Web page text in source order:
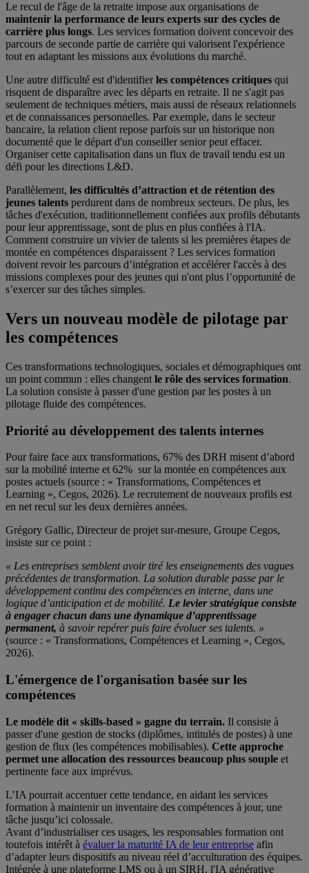
Le recul de l'âge de la retraite impose aux organisations de
maintenir la performance de leurs experts sur des cycles de
carrière plus longs. Les services formation doivent concevoir des
parcours de seconde partie de carrière qui valorisent l'expérience
tout en adaptant les missions aux évolutions du marché.
Une autre difficulté est d'identifierles compétences critiques qui
risquent de disparaître avec les départs en retraite. Il ne s'agit pas
seulement de techniques métiers, mais aussi de réseaux relationnels
et de connaissances personnelles. Par exemple, dans le secteur
bancaire, la relation client repose parfois sur un historique non
documenté que le départ d'un conseiller senior peut effacer.
Organiser cette capitalisation dans un flux de travail tendu est un
défi pour les directions L&D.
Parallèlement, les difficultés d’attraction et de rétention des
jeunes talents perdurent dans de nombreux secteurs. De plus, les
tâches d'exécution, traditionnellement confiées aux profils débutants
pour leur apprentissage, sont de plus en plus confiées à l'IA.
Comment construire un vivier de talents si les premières étapes de
montée en compétences disparaissent ? Les services formation
doivent revoir les parcours d’intégration et accélérer l'accès à des
missions complexes pour des jeunes qui n'ont plus l’opportunité de
s’exercer sur des tâches simples.
Vers un nouveau modèle de pilotage par
les compétences
Ces transformations technologiques, sociales et démographiques ont
un point commun : elles changent le rôle des services formation.
La solution consiste à passer d'une gestion par les postes à un
pilotage fluide des compétences.
Priorité au développement des talents internes
Pour faire face aux transformations, 67% des DRH misent d’abord
sur la mobilité interne et 62% sur la montée en compétences aux
postes actuels (source : « Transformations, Compétences et
Learning », Cegos, 2026). Le recrutement de nouveaux profils est
en net recul sur les deux dernières années.
Grégory Gallic, Directeur de projet sur-mesure, Groupe Cegos,
insiste sur ce point :
« Les entreprises semblent avoir tiré les enseignements des vagues
précédentes de transformation. La solution durable passe par le
développement continu des compétences en interne, dans une
logique d’anticipation et de mobilité. Le levier stratégique consiste
à engager chacun dans une dynamique d’apprentissage
permanent, à savoir repérer puis faire évoluer ses talents. »
(source : « Transformations, Compétences et Learning », Cegos,
2026).
L'émergence de l'organisation basée sur les
compétences
Le modèle dit « skills-based » gagne du terrain. Il consiste à
passer d'une gestion de stocks (diplômes, intitulés de postes) à une
gestion de flux (les compétences mobilisables). Cette approche
permet une allocation des ressources beaucoup plus souple et
pertinente face aux imprévus.
L’IA pourrait accentuer cette tendance, en aidant les services
formation à maintenir un inventaire des compétences à jour, une
tâche jusqu’ici colossale.
Avant d’industrialiser ces usages, les responsables formation ont
toutefois intérêt à évaluer la maturité IA de leur entreprise afin
d’adapter leurs dispositifs au niveau réel d’acculturation des équipes.
Intégrée à une plateforme LMS ou à un SIRH, l'IA générative